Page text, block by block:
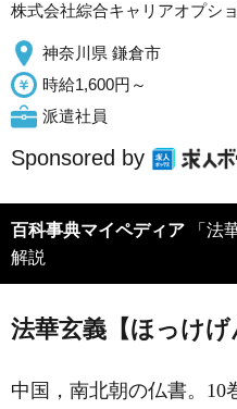
株式会社綜合キャリアオプシ
神奈川県 鎌倉市
時給1,600円～
派遣社員
Sponsored by
百科事典マイペディア
解説
法華玄義【ほっけげ
中国，南北朝の仏書。10